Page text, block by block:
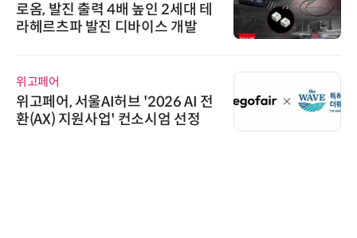
로옴, 발진 출력 4배 높인 2세대 테
라헤르츠파 발진 디바이스 개발
위고페어
위고페어, 서울AI허브 '2026 AI 전
환(AX) 지원사업' 컨소시엄 선정